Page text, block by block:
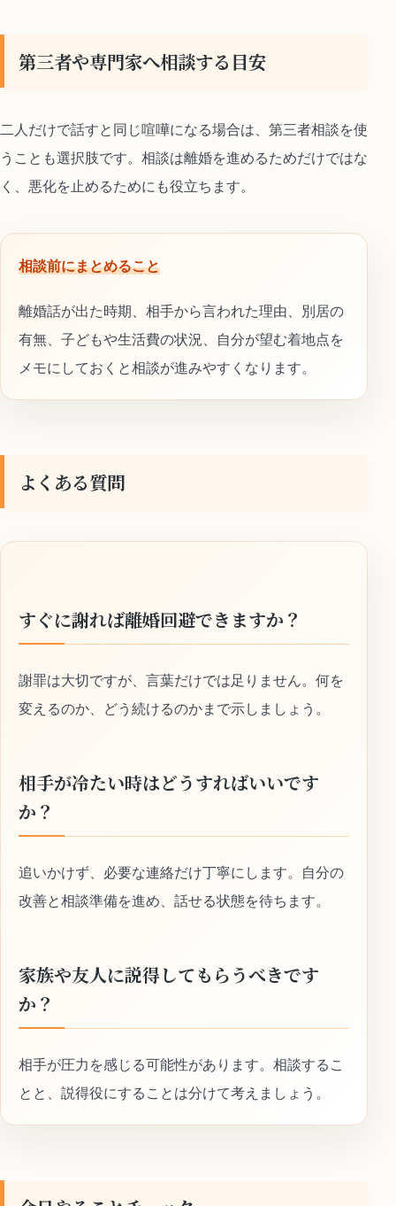
第三者や専門家へ相談する目安
二人だけで話すと同じ喧嘩になる場合は、第三者相談を使
うことも選択肢です。相談は離婚を進めるためだけではな
く、悪化を止めるためにも役立ちます。
相談前にまとめること
離婚話が出た時期、相手から言われた理由、別居の
有無、子どもや生活費の状況、自分が望む着地点を
メモにしておくと相談が進みやすくなります。
よくある質問
すぐに謝れば離婚回避できますか？
謝罪は大切ですが、言葉だけでは足りません。何を
変えるのか、どう続けるのかまで示しましょう。
相手が冷たい時はどうすればいいです
か？
追いかけず、必要な連絡だけ丁寧にします。自分の
改善と相談準備を進め、話せる状態を待ちます。
家族や友人に説得してもらうべきです
か？
相手が圧力を感じる可能性があります。相談するこ
とと、説得役にすることは分けて考えましょう。